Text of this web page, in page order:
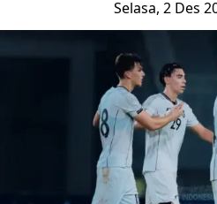
Selasa, 2 Des